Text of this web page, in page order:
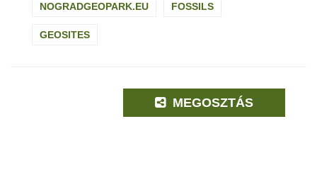
NOGRADGEOPARK.EU FOSSILS
GEOSITES
MEGOSZTÁS